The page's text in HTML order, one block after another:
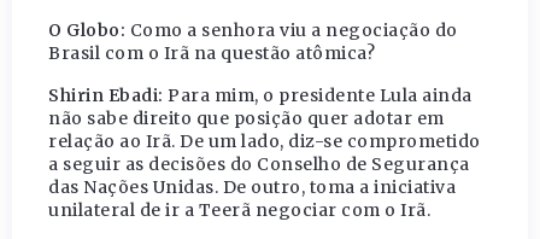
O Globo: Como a senhora viu a negociação do
Brasil com o Irã na questão atômica?
Shirin Ebadi: Para mim, o presidente Lula ainda
não sabe direito que posição quer adotar em
relação ao Irã. De um lado, diz-se comprometido
a seguir as decisões do Conselho de Segurança
das Nações Unidas. De outro, toma a iniciativa
unilateral de ir a Teerã negociar com o Irã.